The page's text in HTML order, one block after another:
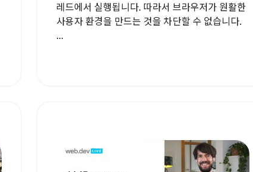
레드에서 실행됩니다. 따라서 브라우저가 원활한
사용자 환경을 만드는 것을 차단할 수 없습니다.
...